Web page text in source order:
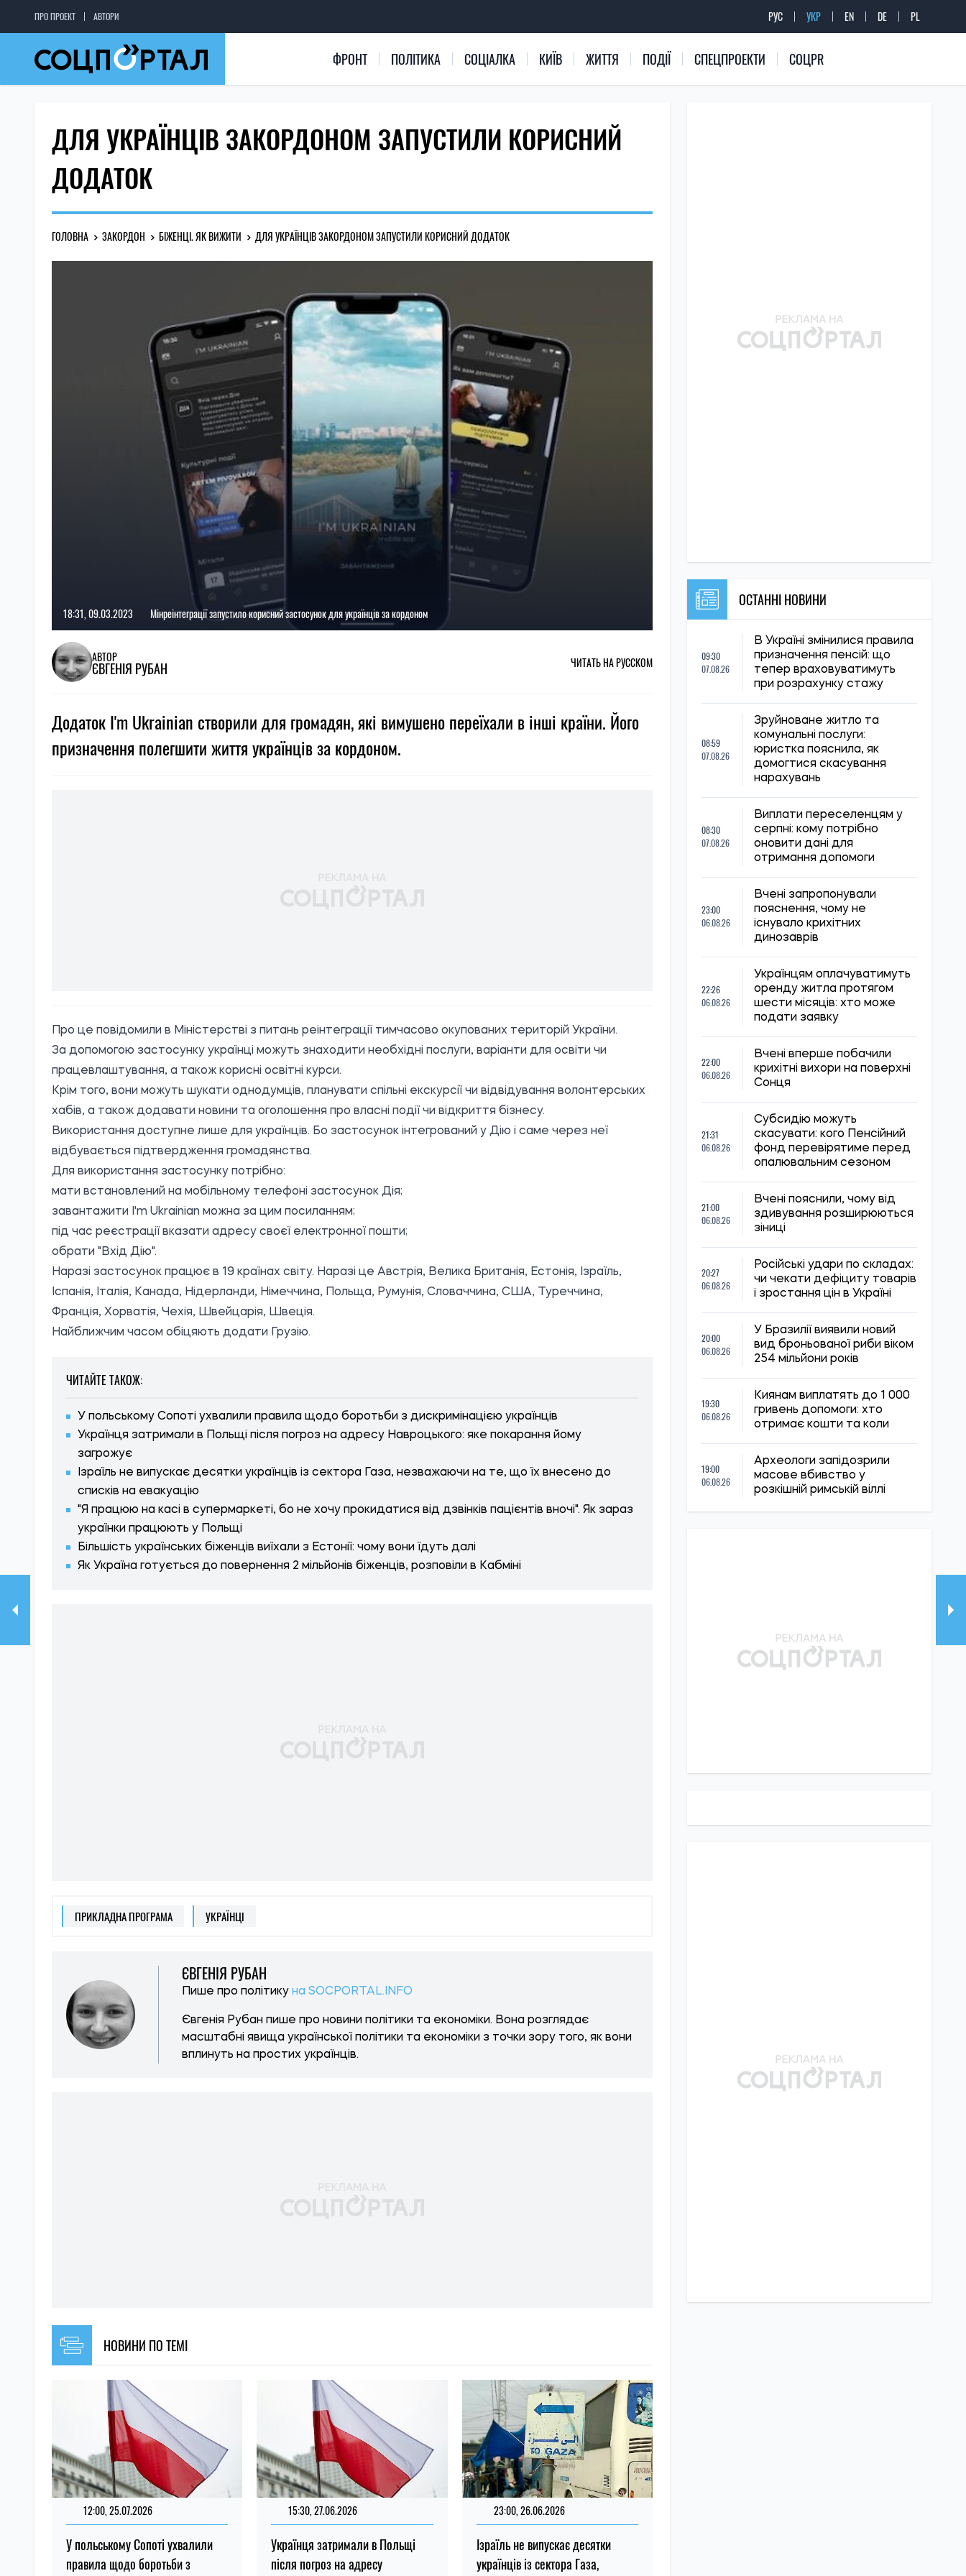
ПРО ПРОЕКТ АВТОРИ РУС УКР EN DE PL
ФРОНТ ПОЛІТИКА СОЦІАЛКА КИЇВ ЖИТТЯ ПОДІЇ СПЕЦПРОЕКТИ СОЦPR
ДЛЯ УКРАЇНЦІВ ЗАКОРДОНОМ ЗАПУСТИЛИ КОРИСНИЙ
ДОДАТОК
ГОЛОВНА ЗАКОРДОН БІЖЕНЦІ. ЯК ВИЖИТИ ДЛЯ УКРАЇНЦІВ ЗАКОРДОНОМ ЗАПУСТИЛИ КОРИСНИЙ ДОДАТОК
18:31, 09.03.2023 Мінреінтеграції запустило корисний застосунок для українців за кордоном
АВТОР
ЄВГЕНІЯ РУБАН ЧИТАТЬ НА РУССКОМ
Додаток I'm Ukrainian створили для громадян, які вимушено переїхали в інші країни. Його
призначення полегшити життя українців за кордоном.
Про це повідомили в Міністерстві з питань реінтеграції тимчасово окупованих територій України.
За допомогою застосунку українці можуть знаходити необхідні послуги, варіанти для освіти чи
працевлаштування, а також корисні освітні курси.
Крім того, вони можуть шукати однодумців, планувати спільні екскурсії чи відвідування волонтерських
хабів, а також додавати новини та оголошення про власні події чи відкриття бізнесу.
Використання доступне лише для українців. Бо застосунок інтегрований у Дію і саме через неї
відбувається підтвердження громадянства.
Для використання застосунку потрібно:
мати встановлений на мобільному телефоні застосунок Дія;
завантажити I'm Ukrainian можна за цим посиланням;
під час реєстрації вказати адресу своєї електронної пошти;
обрати "Вхід Дію".
Наразі застосунок працює в 19 країнах світу. Наразі це Австрія, Велика Британія, Естонія, Ізраїль,
Іспанія, Італія, Канада, Нідерланди, Німеччина, Польща, Румунія, Словаччина, США, Туреччина,
Франція, Хорватія, Чехія, Швейцарія, Швеція.
Найближчим часом обіцяють додати Грузію.
ЧИТАЙТЕ ТАКОЖ:
У польському Сопоті ухвалили правила щодо боротьби з дискримінацією українців
Українця затримали в Польщі після погроз на адресу Навроцького: яке покарання йому
загрожує
Ізраїль не випускає десятки українців із сектора Газа, незважаючи на те, що їх внесено до
списків на евакуацію
"Я працюю на касі в супермаркеті, бо не хочу прокидатися від дзвінків пацієнтів вночі". Як зараз
українки працюють у Польщі
Більшість українських біженців виїхали з Естонії: чому вони їдуть далі
Як Україна готується до повернення 2 мільйонів біженців, розповіли в Кабміні
ПРИКЛАДНА ПРОГРАМА УКРАЇНЦІ
ЄВГЕНІЯ РУБАН
Пише про політику на SOCPORTAL.INFO
Євгенія Рубан пише про новини політики та економіки. Вона розглядає
масштабні явища української політики та економіки з точки зору того, як вони
вплинуть на простих українців.
НОВИНИ ПО ТЕМІ
12:00, 25.07.2026
У польському Сопоті ухвалили
правила щодо боротьби з
15:30, 27.06.2026
Українця затримали в Польщі
після погроз на адресу
23:00, 26.06.2026
Ізраїль не випускає десятки
українців із сектора Газа,
ОСТАННІ НОВИНИ
09:30
07.08.26
В Україні змінилися правила
призначення пенсій: що
тепер враховуватимуть
при розрахунку стажу
08:59
07.08.26
Зруйноване житло та
комунальні послуги:
юристка пояснила, як
домогтися скасування
нарахувань
08:30
07.08.26
Виплати переселенцям у
серпні: кому потрібно
оновити дані для
отримання допомоги
23:00
06.08.26
Вчені запропонували
пояснення, чому не
існувало крихітних
динозаврів
22:26
06.08.26
Українцям оплачуватимуть
оренду житла протягом
шести місяців: хто може
подати заявку
22:00
06.08.26
Вчені вперше побачили
крихітні вихори на поверхні
Сонця
21:31
06.08.26
Субсидію можуть
скасувати: кого Пенсійний
фонд перевірятиме перед
опалювальним сезоном
21:00
06.08.26
Вчені пояснили, чому від
здивування розширюються
зіниці
20:27
06.08.26
Російські удари по складах:
чи чекати дефіциту товарів
і зростання цін в Україні
20:00
06.08.26
У Бразилії виявили новий
вид броньованої риби віком
254 мільйони років
19:30
06.08.26
Киянам виплатять до 1 000
гривень допомоги: хто
отримає кошти та коли
19:00
06.08.26
Археологи запідозрили
масове вбивство у
розкішній римській віллі